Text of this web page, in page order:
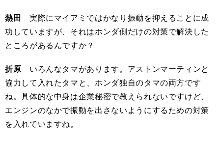
熱田
実際にマイアミではかなり振動を抑えることに成
功していますが、それはホンダ側だけの対策で解決した
ところがあるんですか？
折原 いろんなタマがあります。アストンマーティンと
協力して入れたタマと、ホンダ独自のタマの両方です
ね。具体的な中身は企業秘密で教えられないですけど、
エンジンのなかで振動を出さないようにするための対策
を入れていますね。